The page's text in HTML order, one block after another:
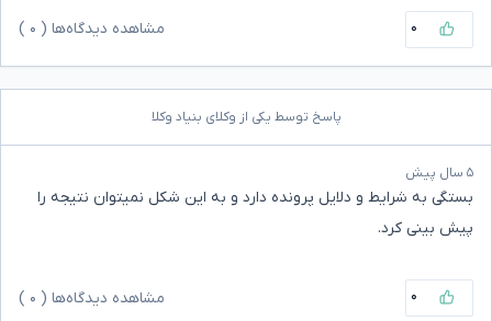
۰ مشاهده دیدگاه‌ها ( ۰
پاسخ توسط یکی از وکلای بنیاد وکلا
۵ سال پیش
بستگی به شرایط و دلایل پرونده دارد و به این شکل نمیتوان نتیجه را
پیش بینی کرد.
۰ مشاهده دیدگاه‌ها ( ۰